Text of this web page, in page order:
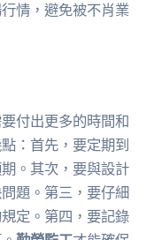
情，避免被不肖業
付出更多的時間和
：首先，要定期到
。其次，要與設計
題。第三，要仔細
定。第四，要記錄